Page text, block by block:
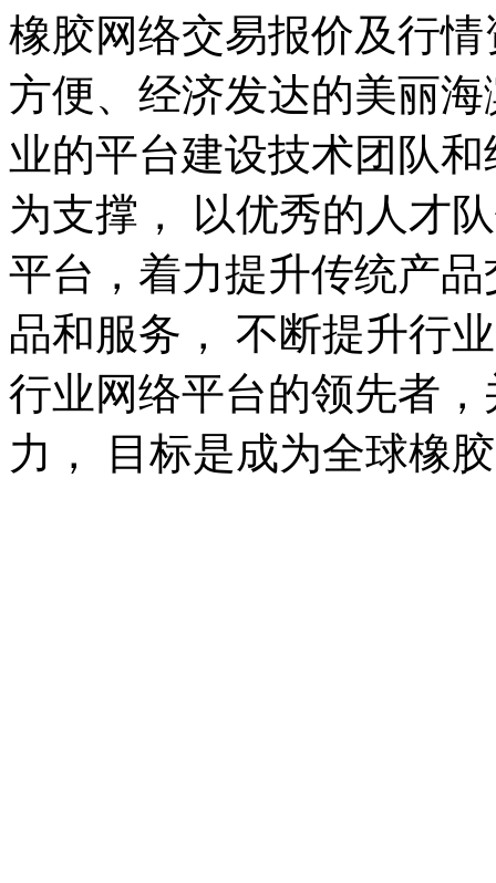
橡胶网络交易报价及行
方便、经济发达的美丽
业的平台建设技术团队
为支撑， 以优秀的人才
平台，着力提升传统产
品和服务， 不断提升行
行业网络平台的领先者
力， 目标是成为全球橡